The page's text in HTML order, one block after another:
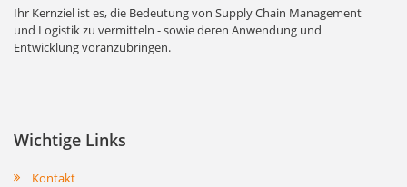
Ihr Kernziel ist es, die Bedeutung von Supply Chain Management
und Logistik zu vermitteln - sowie deren Anwendung und
Entwicklung voranzubringen.
Wichtige Links
Kontakt